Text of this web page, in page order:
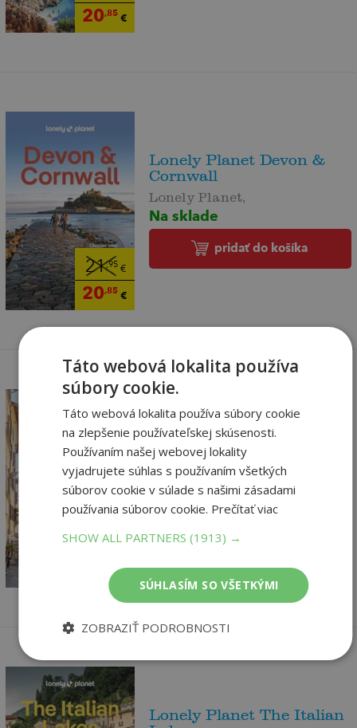
20,85€
21,95€
20,85€
Lonely Planet Devon &
Cornwall
Lonely Planet,
Na sklade
pridať do košíka
21,95
,85€
Lonely Planet Rome
Lonely Planet,
Na sklade
Lonely Planet The Italian
Táto webová lokalita používa
súbory cookie.
Táto webová lokalita používa súbory cookie
na zlepšenie používateľskej skúsenosti.
Používaním našej webovej lokality
vyjadrujete súhlas s používaním všetkých
súborov cookie v súlade s našimi zásadami
používania súborov cookie. Prečítať viac
SHOW ALL PARTNERS(1913) →
SÚHLASÍM SO VŠETKÝMI
ZOBRAZIŤ PODROBNOSTI